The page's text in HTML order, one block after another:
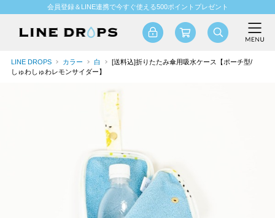
会員登録＆LINE連携で今すぐ使える500ポイントプレゼント
LINE DROPS カラー 白
[送料込]折りたたみ傘用吸水ケース【ポーチ型/
しゅわしゅわレモンサイダー】